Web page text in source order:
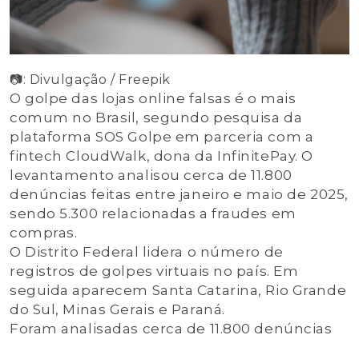
📷: Divulgação / Freepik
O golpe das lojas online falsas é o mais
comum no Brasil, segundo pesquisa da
plataforma SOS Golpe em parceria com a
fintech CloudWalk, dona da InfinitePay. O
levantamento analisou cerca de 11.800
denúncias feitas entre janeiro e maio de 2025,
sendo 5.300 relacionadas a fraudes em
compras.
O Distrito Federal lidera o número de
registros de golpes virtuais no país. Em
seguida aparecem Santa Catarina, Rio Grande
do Sul, Minas Gerais e Paraná.
Foram analisadas cerca de 11.800 denúncias